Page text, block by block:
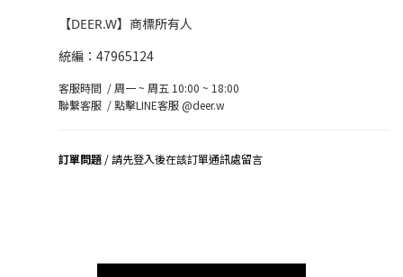
【DEER.W】商標所有人
統編：47965124
客服時間 / 周一 ~ 周五 10:00 ~ 18:00
聯繫客服 /點擊LINE客服 @deer.w
訂單問題 / 請先登入後在該訂單通訊處留言